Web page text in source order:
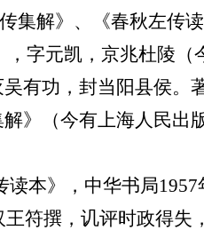
集解》、《春秋左传
字元凯，京兆杜陵（
有功，封当阳县侯。
解》（今有上海人民出
本》，中华书局1957
符撰，讥评时政得失